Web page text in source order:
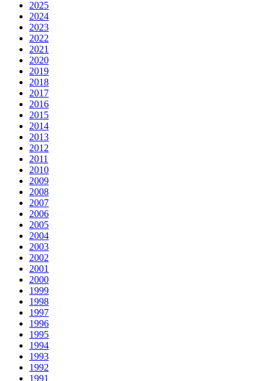
2025
2024
2023
2022
2021
2020
2019
2018
2017
2016
2015
2014
2013
2012
2011
2010
2009
2008
2007
2006
2005
2004
2003
2002
2001
2000
1999
1998
1997
1996
1995
1994
1993
1992
1991